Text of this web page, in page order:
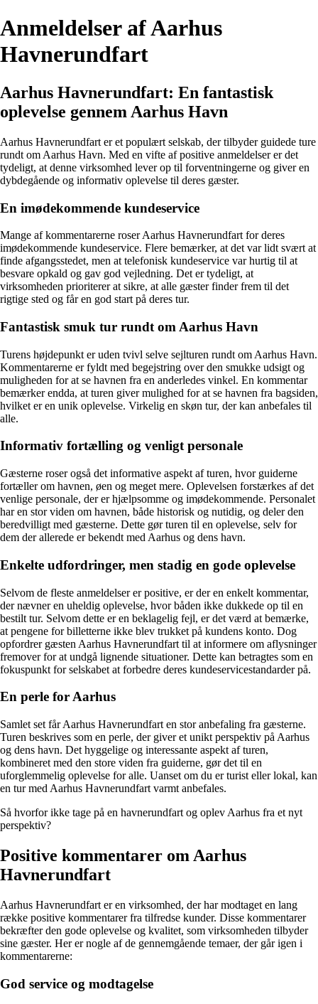
Anmeldelser af Aarhus
Havnerundfart
Aarhus Havnerundfart: En fantastisk
oplevelse gennem Aarhus Havn
Aarhus Havnerundfart er et populært selskab, der tilbyder guidede ture
rundt om Aarhus Havn. Med en vifte af positive anmeldelser er det
tydeligt, at denne virksomhed lever op til forventningerne og giver en
dybdegående og informativ oplevelse til deres gæster.
En imødekommende kundeservice
Mange af kommentarerne roser Aarhus Havnerundfart for deres
imødekommende kundeservice. Flere bemærker, at det var lidt svært at
finde afgangsstedet, men at telefonisk kundeservice var hurtig til at
besvare opkald og gav god vejledning. Det er tydeligt, at
virksomheden prioriterer at sikre, at alle gæster finder frem til det
rigtige sted og får en god start på deres tur.
Fantastisk smuk tur rundt om Aarhus Havn
Turens højdepunkt er uden tvivl selve sejlturen rundt om Aarhus Havn.
Kommentarerne er fyldt med begejstring over den smukke udsigt og
muligheden for at se havnen fra en anderledes vinkel. En kommentar
bemærker endda, at turen giver mulighed for at se havnen fra bagsiden,
hvilket er en unik oplevelse. Virkelig en skøn tur, der kan anbefales til
alle.
Informativ fortælling og venligt personale
Gæsterne roser også det informative aspekt af turen, hvor guiderne
fortæller om havnen, øen og meget mere. Oplevelsen forstærkes af det
venlige personale, der er hjælpsomme og imødekommende. Personalet
har en stor viden om havnen, både historisk og nutidig, og deler den
beredvilligt med gæsterne. Dette gør turen til en oplevelse, selv for
dem der allerede er bekendt med Aarhus og dens havn.
Enkelte udfordringer, men stadig en gode oplevelse
Selvom de fleste anmeldelser er positive, er der en enkelt kommentar,
der nævner en uheldig oplevelse, hvor båden ikke dukkede op til en
bestilt tur. Selvom dette er en beklagelig fejl, er det værd at bemærke,
at pengene for billetterne ikke blev trukket på kundens konto. Dog
opfordrer gæsten Aarhus Havnerundfart til at informere om aflysninger
fremover for at undgå lignende situationer. Dette kan betragtes som en
fokuspunkt for selskabet at forbedre deres kundeservicestandarder på.
En perle for Aarhus
Samlet set får Aarhus Havnerundfart en stor anbefaling fra gæsterne.
Turen beskrives som en perle, der giver et unikt perspektiv på Aarhus
og dens havn. Det hyggelige og interessante aspekt af turen,
kombineret med den store viden fra guiderne, gør det til en
uforglemmelig oplevelse for alle. Uanset om du er turist eller lokal, kan
en tur med Aarhus Havnerundfart varmt anbefales.
Så hvorfor ikke tage på en havnerundfart og oplev Aarhus fra et nyt
perspektiv?
Positive kommentarer om Aarhus
Havnerundfart
Aarhus Havnerundfart er en virksomhed, der har modtaget en lang
række positive kommentarer fra tilfredse kunder. Disse kommentarer
bekræfter den gode oplevelse og kvalitet, som virksomheden tilbyder
sine gæster. Her er nogle af de gennemgående temaer, der går igen i
kommentarerne:
God service og modtagelse